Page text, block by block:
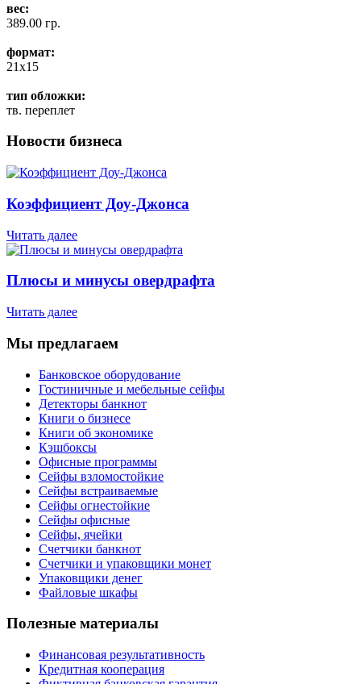
вес:
389.00 гр.
формат:
21x15
тип обложки:
тв. переплет
Новости бизнеса
Коэффициент Доу-Джонса
Читать далее
Плюсы и минусы овердрафта
Читать далее
Мы предлагаем
Банковское оборудование
Гостиничные и мебельные сейфы
Детекторы банкнот
Книги о бизнесе
Книги об экономике
Кэшбоксы
Офисные программы
Сейфы взломостойкие
Сейфы встраиваемые
Сейфы огнестойкие
Сейфы офисные
Сейфы, ячейки
Счетчики банкнот
Счетчики и упаковщики монет
Упаковщики денег
Файловые шкафы
Полезные материалы
Финансовая результативность
Кредитная кооперация